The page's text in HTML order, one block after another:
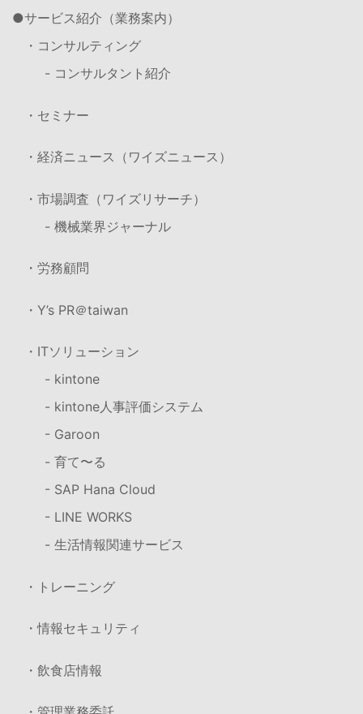
サービス紹介（業務案内）
・コンサルティング
- コンサルタント紹介
・セミナー
・経済ニュース（ワイズニュース）
・市場調査（ワイズリサーチ）
- 機械業界ジャーナル
・労務顧問
・Y’s PR＠taiwan
・ITソリューション
- kintone
- kintone人事評価システム
- Garoon
- 育て〜る
- SAP Hana Cloud
- LINE WORKS
- 生活情報関連サービス
・トレーニング
・情報セキュリティ
・飲食店情報